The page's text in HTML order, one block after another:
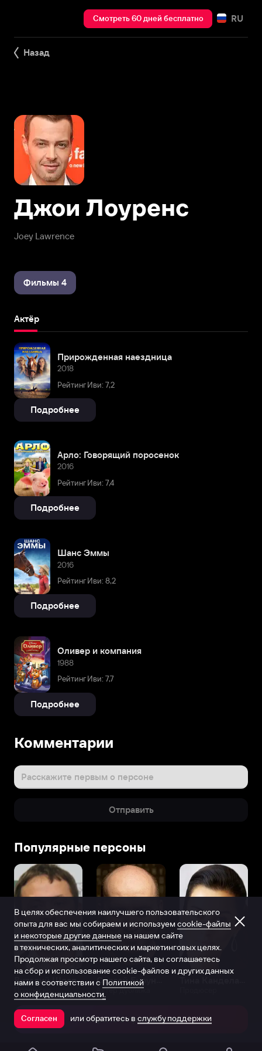
Смотреть 60 дней бесплатно RU
Назад
Joey Lawrence
Джои Лоуренс
Фильмы 4
Актёр
Прирожденная наездница
2018
Рейтинг Иви: 7,2
Подробнее
Арло: Говорящий поросенок
2016
Рейтинг Иви: 7,4
Подробнее
Шанс Эммы
2016
Рейтинг Иви: 8,2
Подробнее
Оливер и компания
1988
Рейтинг Иви: 7,7
Подробнее
Комментарии
Расскажите первым о персоне
Отправить
Популярные персоны
Виталий Шляппо
Продюсер Актёр дубляжа
Открыть в приложении
В целях обеспечения наилучшего пользовательского
опыта для вас мы собираем и используем cookie-файлы
и некоторые другие данные на нашем сайте
в технических, аналитических и маркетинговых целях.
Продолжая просмотр нашего сайта, вы соглашаетесь
на сбор и использование cookie-файлов и других данных
нами в соответствии с Политикой
о конфиденциальности.
Согласен или обратитесь в службу поддержки